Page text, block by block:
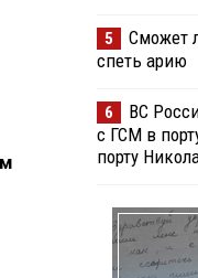
5
Сможет
спеть арию
6
ВС
с ГСМ в
порту